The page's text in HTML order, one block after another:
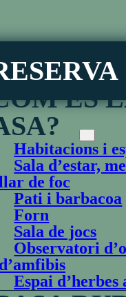
ÉS
Habitacions i
Sala d’estar,
de foc
Pati i barbacoa
Forn
Sala de jocs
Observatori
d’amfibis
Espai